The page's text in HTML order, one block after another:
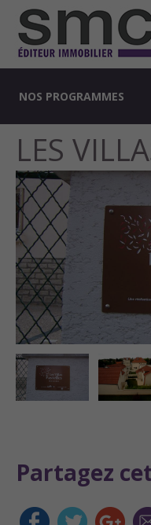
NOS PROGRAMMES
LES
Partagez